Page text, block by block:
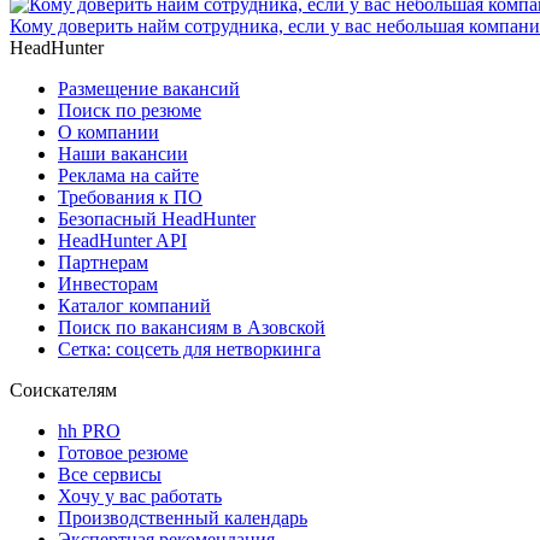
Кому доверить найм сотрудника, если у вас небольшая
HeadHunter
Размещение вакансий
Поиск по резюме
О компании
Наши вакансии
Реклама на сайте
Требования к ПО
Безопасный HeadHunter
HeadHunter API
Партнерам
Инвесторам
Каталог компаний
Поиск по вакансиям в Азовской
Сетка: соцсеть для нетворкинга
Соискателям
hh PRO
Готовое резюме
Все сервисы
Хочу у вас работать
Производственный календарь